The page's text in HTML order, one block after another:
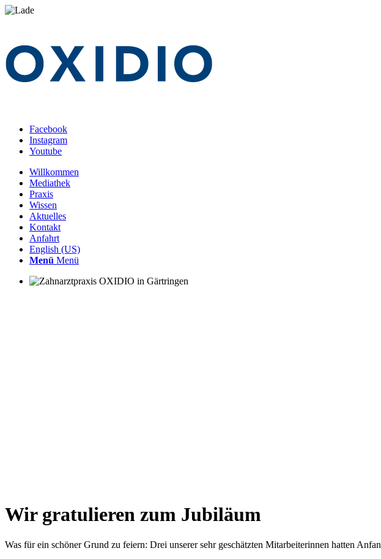
Facebook
Instagram
Youtube
Willkommen
Mediathek
Praxis
Wissen
Aktuelles
Kontakt
Anfahrt
English (US)
Menü Menü
Wir gratulieren zum Jubiläum
Was für ein schöner Grund zu feiern: Drei unserer sehr geschätzten Mitarbeiterinnen hatten